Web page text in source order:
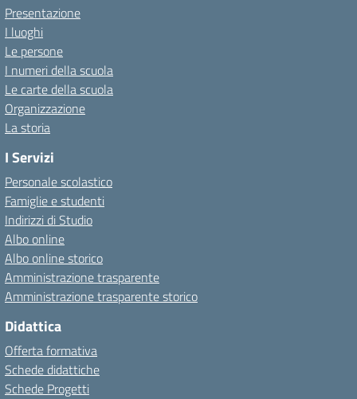
Presentazione
I luoghi
Le persone
I numeri della scuola
Le carte della scuola
Organizzazione
La storia
I Servizi
Personale scolastico
Famiglie e studenti
Indirizzi di Studio
Albo online
Albo online storico
Amministrazione trasparente
Amministrazione trasparente storico
Didattica
Offerta formativa
Schede didattiche
Schede Progetti